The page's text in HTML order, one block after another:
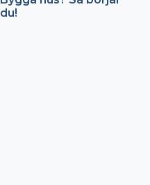
du!